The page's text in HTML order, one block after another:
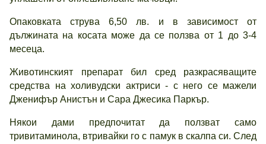
Опаковката струва 6,50 лв. и в зависимост от
дължината на косата може да се ползва от 1 до 3-4
месеца.
Животинският препарат бил сред разкрасяващите
средства на холивудски актриси - с него се мажели
Дженифър Анистън и Сара Джесика Паркър.
Някои дами предпочитат да ползват само
тривитаминола, втривайки го с памук в скалпа си. След